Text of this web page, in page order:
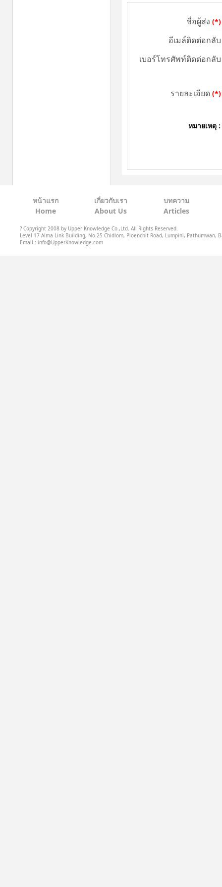
ชื่อผู้ส่ง (*)
อีเมล์ติดต่อกลับ
เบอร์โทรศัพท์ติดต่อกลับ
รายละเอียด (*)
หมายเหตุ :
หน้าแรก
Home
เกี่ยวกับเรา
About Us
บทความ
Articles
? Copyright 2008 by Upper Knowledge Co.,Ltd. All Rights Reserved.
Level 17 Alma Link Building, No.25 Chidlom, Ploenchit Road, Lumpini, Pathumwan,
Email : info@UpperKnowledge.com